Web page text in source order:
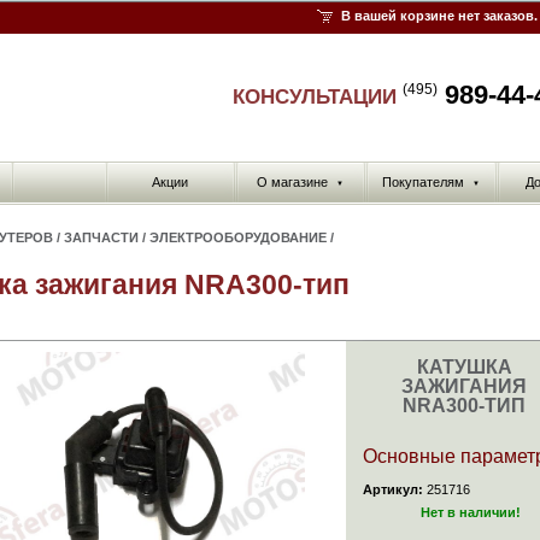
В вашей корзине нет заказов.
КОНСУЛЬТАЦИИ (495) 989-44-
Акции О магазине ▼ Покупателям ▼
/ ЗАПЧАСТИ / ЭЛЕКТРООБОРУДОВАНИЕ /
зажигания NRA300-тип
КАТУШКА
ЗАЖИГАНИЯ
NRA300-ТИП
Основные
Артикул: 251716
Нет в наличии!